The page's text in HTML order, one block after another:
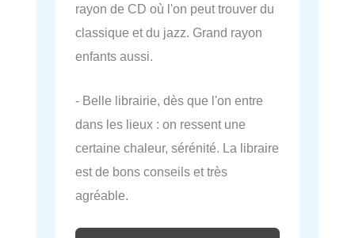
rayon de CD où l'on peut trouver du
classique et du jazz. Grand rayon
enfants aussi.
- Belle librairie, dès que l'on entre
dans les lieux : on ressent une
certaine chaleur, sérénité. La libraire
est de bons conseils et très
agréable.